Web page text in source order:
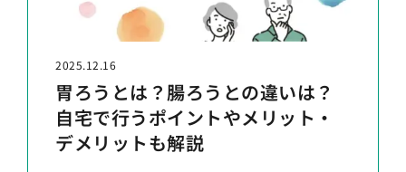
2025.12.16
胃ろうとは？腸ろうとの違いは？
自宅で行うポイントやメリット・
デメリットも解説